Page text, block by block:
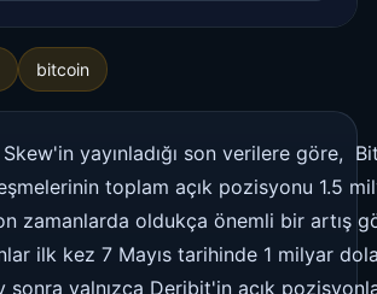
bitcoin
yayınladığı son verilere göre,
toplam açık pozisyonu 1.5
zamanlarda oldukça önemli bir artış
ilk kez 7 Mayıs tarihinde 1 milyar
sonra yalnızca Deribit'in açık